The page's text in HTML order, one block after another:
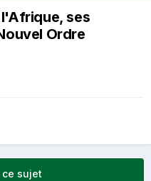
ses
Ordre
ce sujet